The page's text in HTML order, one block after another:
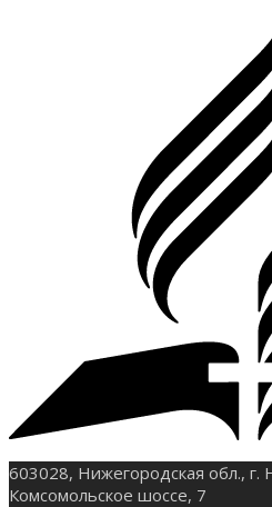
603028, Нижегородская обл.,
Комсомольское шоссе, 7